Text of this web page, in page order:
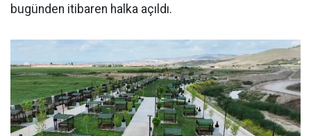
bugünden itibaren halka açıldı.